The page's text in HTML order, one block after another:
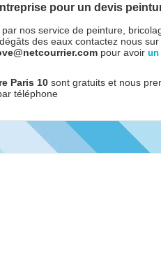
pour un devis
nos service de peinture,
des eaux contactez nous
pour avoir un
Paris 10 sont gratuits et nous
téléphone